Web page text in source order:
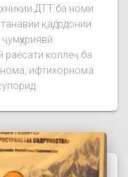
ДТТ ба номи
қадрдонии
раёсати коллеҷ ба
ифтихорнома